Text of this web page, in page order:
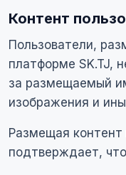
Контент
Пользователи,
платформе SK.TJ,
за размещаемый
изображения и
Размещая контент
подтверждает,